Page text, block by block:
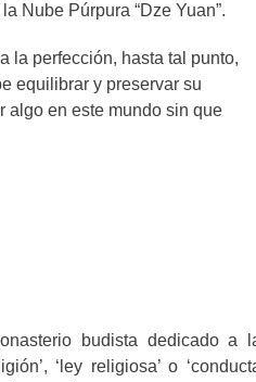
Nube Púrpura “Dze Yuan”.
la perfección, hasta tal punto,
equilibrar y preservar su
algo en este mundo sin que
budista dedicado a
‘ley religiosa’ o